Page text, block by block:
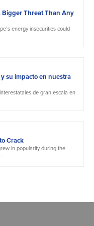
Bigger Threat Than Any
energy insecurities could
su impacto en nuestra
de gran escala en
Crack
in popularity during the